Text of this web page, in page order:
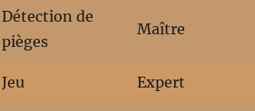
Détection de
pièges
Maître
Jeu Expert